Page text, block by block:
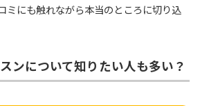
ミにも触れながら本当のところに切り込
ンについて知りたい人も多い？